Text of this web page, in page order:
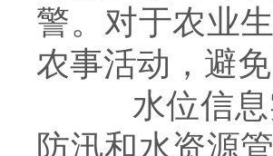
警。对于农业
农事活动，避
水位信息实
防汛和水资源